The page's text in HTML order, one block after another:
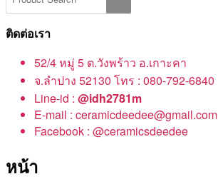
ติดต่อเรา
52/4 หมู่ 5 ต.วังพร้าว อ.เกาะคา
จ.ลำปาง 52130 โทร : 080-792-6840
Line-id : @idh2781m
E-mail : ceramicdeedee@gmail.com
Facebook : @ceramicsdeedee
หน้า